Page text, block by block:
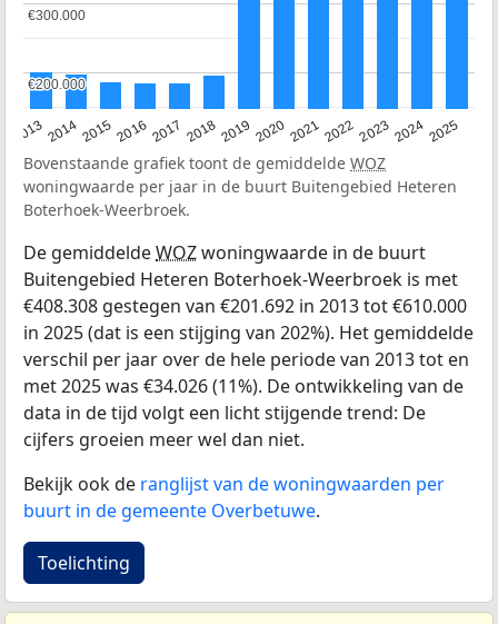
20132014201520162017 20182019 202020212022202320242025
€200.000
€200.000
€300.000
€300.000
Bovenstaande grafiek toont de gemiddelde WOZ
woningwaarde per jaar in de buurt Buitengebied Heteren
Boterhoek-Weerbroek.
De gemiddeldeWOZwoningwaarde in de buurt
Buitengebied Heteren Boterhoek-Weerbroek is met
€408.308 gestegen van €201.692 in 2013 tot €610.000
in 2025 (dat is een stijging van 202%). Het gemiddelde
verschil per jaar over de hele periode van 2013 tot en
met 2025 was €34.026 (11%). De ontwikkeling van de
data in de tijd volgt een licht stijgende trend: De
cijfers groeien meer wel dan niet.
Bekijk ook de ranglijst van de woningwaarden per
buurt in de gemeente Overbetuwe.
Toelichting